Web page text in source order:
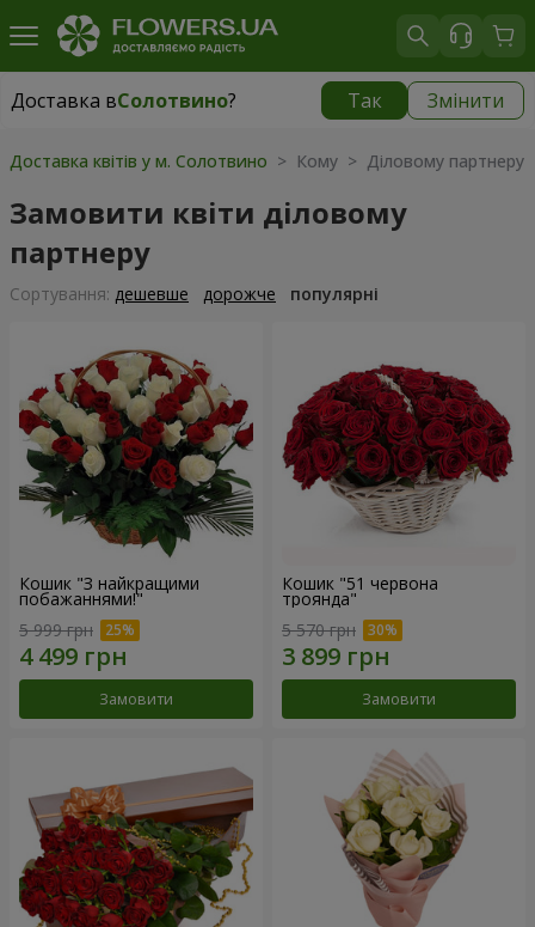
Доставка вСолотвино? Так Змінити
Доставка вСолотвино|
Доставка квітів у м. Солотвино > Кому > Діловому партнеру
Замовити квіти діловому
партнеру
Сортування: дешевше дорожче популярні
Кошик "З найкращими
побажаннями!"
5 999 грн
Замовити
Кошик "51 червона
троянда"
5 570 грн
Замовити